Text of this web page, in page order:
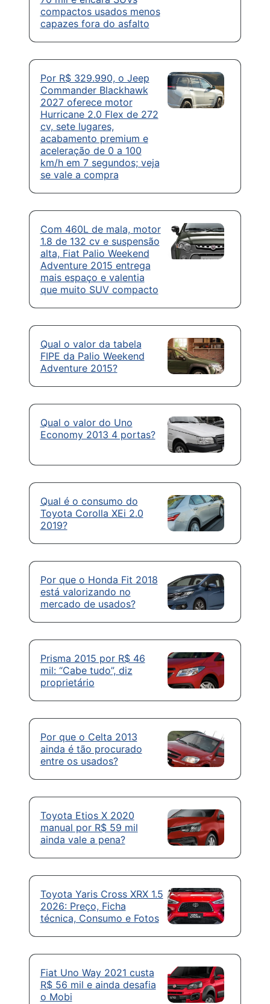
compactos usados menos
capazes fora do asfalto
Por R$ 329.990, o Jeep
Commander Blackhawk
2027 oferece motor
Hurricane 2.0 Flex de 272
cv, sete lugares,
acabamento premium e
aceleração de 0 a 100
km/h em 7 segundos; veja
se vale a compra
Com 460L de mala, motor
1.8 de 132 cv e suspensão
alta, Fiat Palio Weekend
Adventure 2015 entrega
mais espaço e valentia
que muito SUV compacto
Qual o valor da tabela
FIPE da Palio Weekend
Adventure 2015?
Qual o valor do Uno
Economy 2013 4 portas?
Qual é o consumo do
Toyota Corolla XEi 2.0
2019?
Por que o Honda Fit 2018
está valorizando no
mercado de usados?
Prisma 2015 por R$ 46
mil: “Cabe tudo”, diz
proprietário
Por que o Celta 2013
ainda é tão procurado
entre os usados?
Toyota Etios X 2020
manual por R$ 59 mil
ainda vale a pena?
Toyota Yaris Cross XRX 1.5
2026: Preço, Ficha
técnica, Consumo e Fotos
Fiat Uno Way 2021 custa
R$ 56 mil e ainda desafia
o Mobi